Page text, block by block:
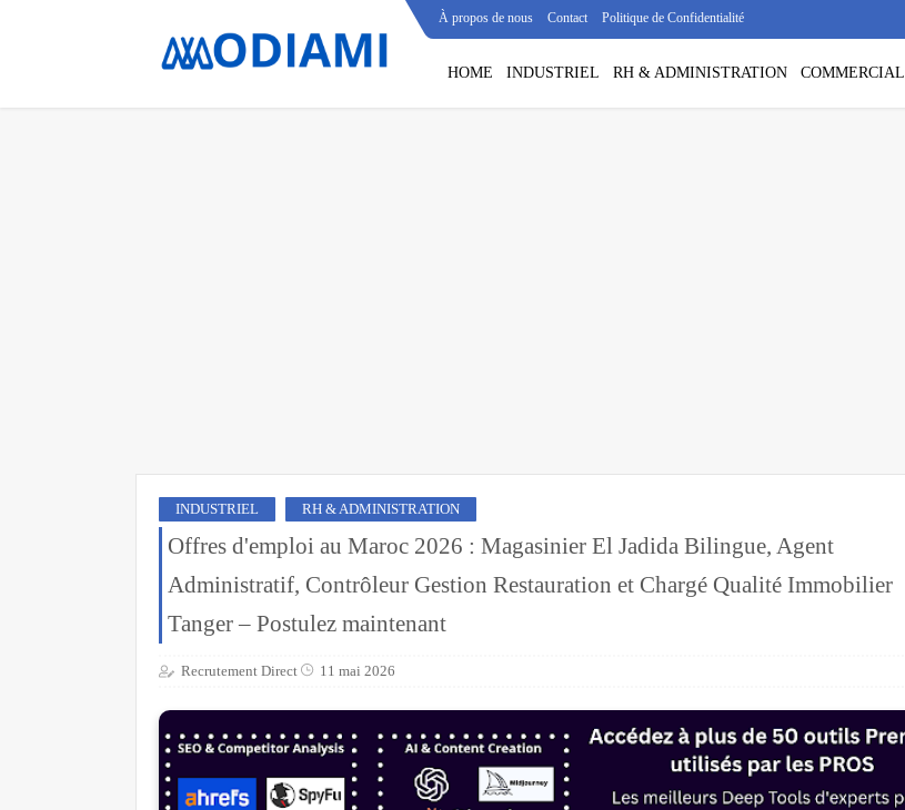
À propos de nous Contact Politique de Confidentialité
HOME INDUSTRIEL RH & ADMINISTRATION COMMERCIAL
INDUSTRIEL RH & ADMINISTRATION
Offres d'emploi au Maroc 2026 : Magasinier El Jadida Bilingue, Agent
Administratif, Contrôleur Gestion Restauration et Chargé Qualité Immobilier
Tanger – Postulez maintenant
Recrutement Direct 11 mai 2026